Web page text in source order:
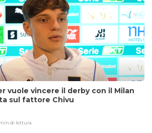
vuole vincere il derby con il Milan
sul fattore Chivu
di lettura